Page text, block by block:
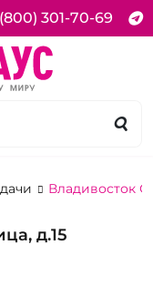
301-70-69
Владивосток
д.15